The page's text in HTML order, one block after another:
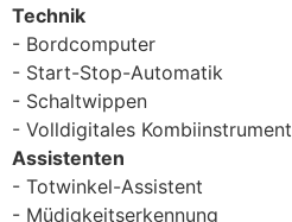
Technik
Bordcomputer
Start-Stop-Automatik
Schaltwippen
Volldigitales Kombiinstrument
Assistenten
Totwinkel-Assistent
Müdigkeitserkennung